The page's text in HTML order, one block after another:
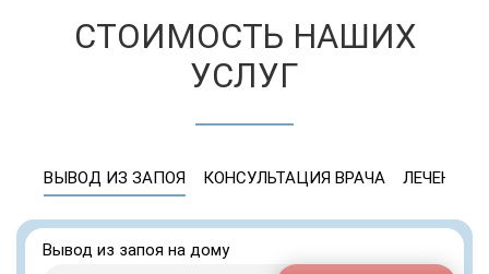
СТОИМОСТЬ НАШИХ
УСЛУГ
ВЫВОД ИЗ ЗАПОЯ КОНСУЛЬТАЦИЯ ВРАЧА ЛЕЧЕНИЕ
Вывод из запоя на дому